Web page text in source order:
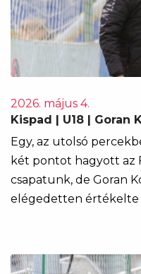
2026. május 4.
Kispad | U18 | Goran
Egy, az utolsó
két pontot hagyott az
csapatunk, de Goran
elégedetten értékelte